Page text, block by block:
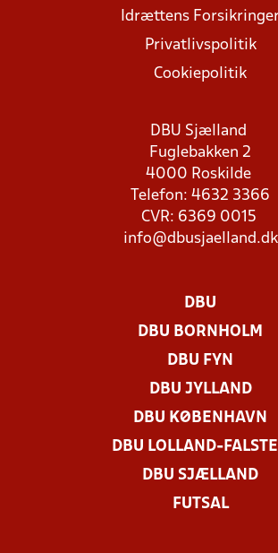
Idrættens
Privatlivspolitik
Cookiepolitik
DBU Sjælland
Fuglebakken 2
4000 Roskilde
Telefon: 4632 3366
CVR: 6369 0015
info@dbusjaelland.dk
DBU
DBU BORNHOLM
DBU FYN
DBU JYLLAND
DBU KØBENHAVN
DBU LOLLAND-
DBU SJÆLLAND
FUTSAL